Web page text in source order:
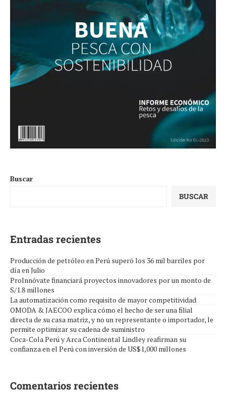
Buscar
BUSCAR
Entradas recientes
Producción de petróleo en Perú superó los 36 mil barriles por
día en Julio
ProInnóvate financiará proyectos innovadores por un monto de
S/1.8 millones
La automatización como requisito de mayor competitividad
OMODA & JAECOO explica cómo el hecho de ser una filial
directa de su casa matriz, y no un representante o importador, le
permite optimizar su cadena de suministro
Coca-Cola Perú y Arca Continental Lindley reafirman su
confianza en el Perú con inversión de US$1,000 millones
Comentarios recientes